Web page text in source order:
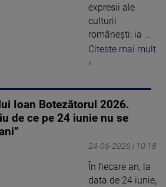
expresii ale
culturii
românești: ia ...
Citeste mai mult
›
Ioan Botezătorul 2026.
de ce pe 24 iunie nu se
24-06-2026 | 10:18
În fiecare an, la
data de 24 iunie,